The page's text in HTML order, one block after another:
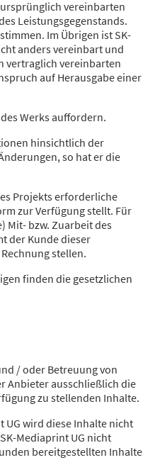
vereinbarten
Leistungsgegenstands.
Im Übrigen ist SK-
anders vereinbart und
vertraglich vereinbarten
auf Herausgabe einer
Werks auffordern.
hinsichtlich der
so hat er die
Projekts erforderliche
zur Verfügung stellt. Für
Mit- bzw. Zuarbeit des
der Kunde dieser
stellen.
finden die gesetzlichen
/ oder Betreuung von
Anbieter ausschließlich die
zu stellenden Inhalte.
UG wird diese Inhalte nicht
Mediaprint UG nicht
bereitgestellten Inhalte